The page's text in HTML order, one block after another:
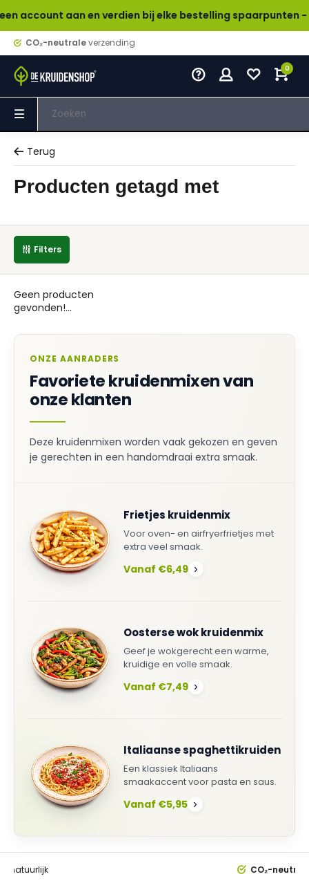
account aan en verdien bij elke bestelling spaarpunten -
CO₂-neutraleverzending
0
Terug
Producten getagd met
Filters
Geen producten
gevonden!...
ONZE AANRADERS
Favoriete kruidenmixen van
onze klanten
Deze kruidenmixen worden vaak gekozen en geven
je gerechten in een handomdraai extra smaak.
Frietjes kruidenmix
Voor oven- en airfryerfrietjes met
extra veel smaak.
Vanaf €6,49 ›
Oosterse wok kruidenmix
Geef je wokgerecht een warme,
kruidige en volle smaak.
Vanaf €7,49 ›
Italiaanse spaghettikruiden
Een klassiek Italiaans
smaakaccent voor pasta en saus.
Vanaf €5,95 ›
natuurlijk CO₂-